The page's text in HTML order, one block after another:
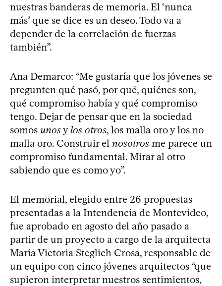
nuestras banderas de memoria. El ‘nunca
más’ que se dice es un deseo. Todo va a
depender de la correlación de fuerzas
también”.
Ana Demarco: “Me gustaría que los jóvenes se
pregunten qué pasó, por qué, quiénes son,
qué compromiso había y qué compromiso
tengo. Dejar de pensar que en la sociedad
somos unosylos otros, los malla oro y los no
malla oro. Construir el nosotros me parece un
compromiso fundamental. Mirar al otro
sabiendo que es como yo”.
El memorial, elegido entre 26 propuestas
presentadas a la Intendencia de Montevideo,
fue aprobado en agosto del año pasado a
partir de un proyecto a cargo de la arquitecta
María Victoria Steglich Crosa, responsable de
un equipo con cinco jóvenes arquitectos “que
supieron interpretar nuestros sentimientos,